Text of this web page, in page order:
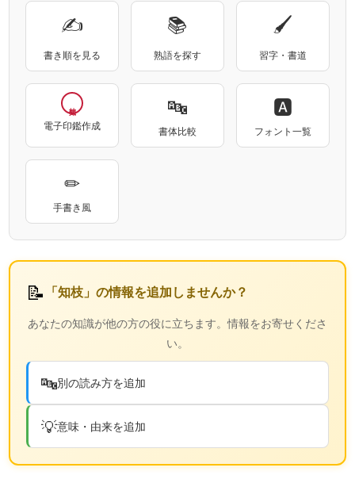
✍
書き順を見る
📚
熟語を探す
🖌
習字・書道
電子印鑑作成
🔤
書体比較
🅰
フォント一覧
✏
手書き風
📝 「知枝」の情報を追加しませんか？
あなたの知識が他の方の役に立ちます。情報をお寄せくださ
い。
🔤別の読み方を追加
💡意味・由来を追加